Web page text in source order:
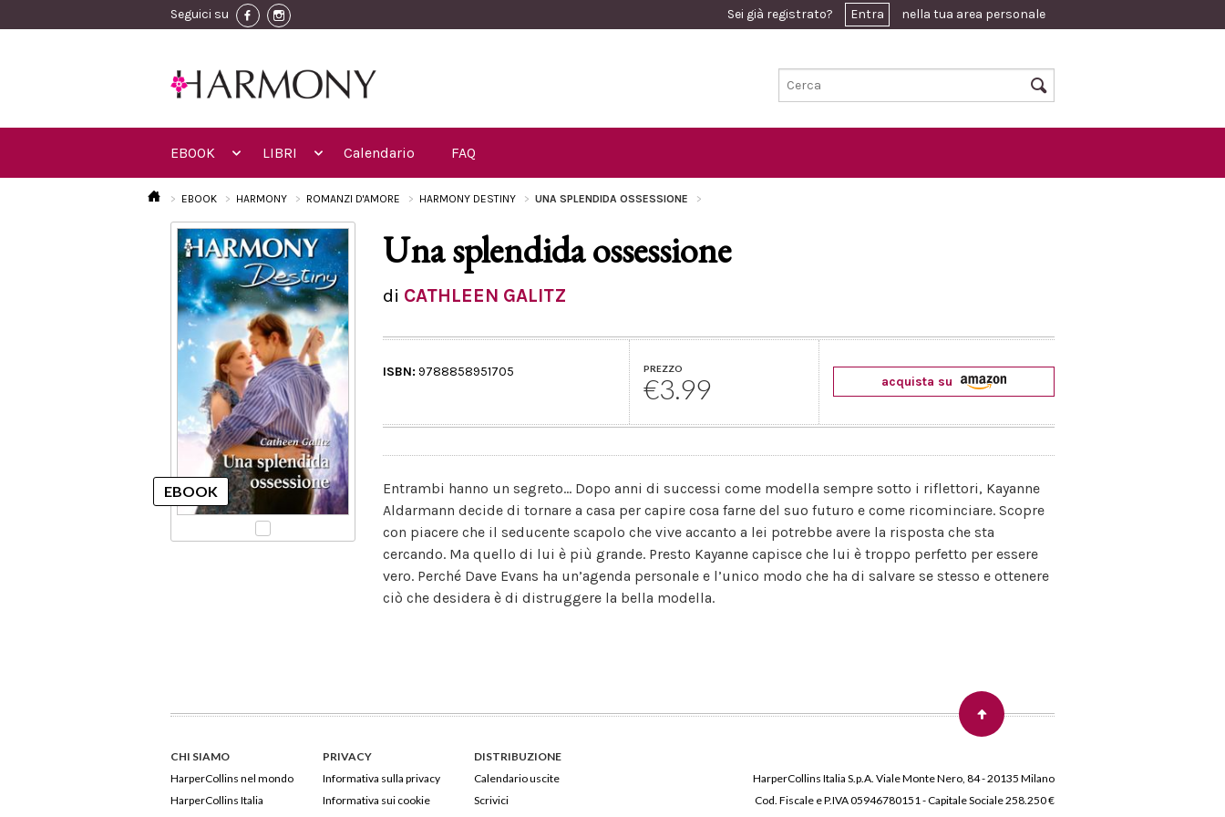
Seguici su Sei già registrato? Entra nella tua area personale
EBOOK LIBRI Calendario FAQ
EBOOK HARMONY ROMANZI D'AMORE HARMONY DESTINY UNA SPLENDIDA OSSESSIONE
Una splendida ossessione
di CATHLEEN GALITZ
ISBN: 9788858951705 PREZZO
€3.99 acquista su
Entrambi hanno un segreto... Dopo anni di successi come modella sempre sotto i riflettori, Kayanne
Aldarmann decide di tornare a casa per capire cosa farne del suo futuro e come ricominciare. Scopre
con piacere che il seducente scapolo che vive accanto a lei potrebbe avere la risposta che sta
cercando. Ma quello di lui è più grande. Presto Kayanne capisce che lui è troppo perfetto per essere
vero. Perché Dave Evans ha un’agenda personale e l’unico modo che ha di salvare se stesso e ottenere
ciò che desidera è di distruggere la bella modella.
CHI SIAMO
HarperCollins nel mondo
HarperCollins Italia
PRIVACY
Informativa sulla privacy
Informativa sui cookie
DISTRIBUZIONE
Calendario uscite
Scrivici
HarperCollins Italia S.p.A. Viale Monte Nero, 84 - 20135 Milano
Cod. Fiscale e P.IVA 05946780151 - Capitale Sociale 258.250 €